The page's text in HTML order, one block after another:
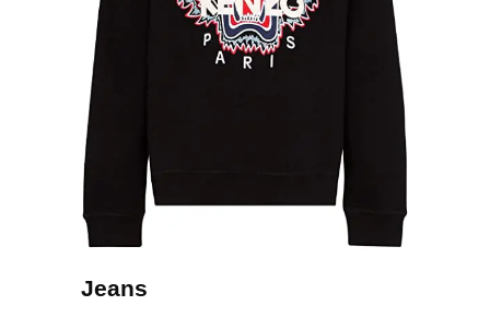
Jeans